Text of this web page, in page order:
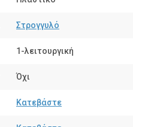
Στρογγυλό
1-λειτουργική
Όχι
Κατεβάστε